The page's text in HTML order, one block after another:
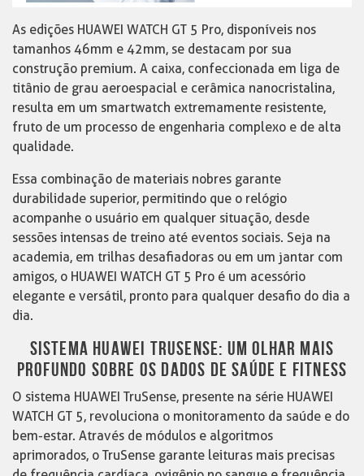
As edições HUAWEI WATCH GT 5 Pro, disponíveis nos
tamanhos 46mm e 42mm, se destacam por sua
construção premium. A caixa, confeccionada em liga de
titânio de grau aeroespacial e cerâmica nanocristalina,
resulta em um smartwatch extremamente resistente,
fruto de um processo de engenharia complexo e de alta
qualidade.
Essa combinação de materiais nobres garante
durabilidade superior, permitindo que o relógio
acompanhe o usuário em qualquer situação, desde
sessões intensas de treino até eventos sociais. Seja na
academia, em trilhas desafiadoras ou em um jantar com
amigos, o HUAWEI WATCH GT 5 Pro é um acessório
elegante e versátil, pronto para qualquer desafio do dia a
dia.
SISTEMA HUAWEI TRUSENSE: UM OLHAR MAIS
PROFUNDO SOBRE OS DADOS DE SAÚDE E FITNESS
O sistema HUAWEI TruSense, presente na série HUAWEI
WATCH GT 5, revoluciona o monitoramento da saúde e do
bem-estar. Através de módulos e algoritmos
aprimorados, o TruSense garante leituras mais precisas